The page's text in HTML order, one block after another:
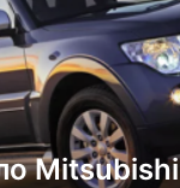
Mitsubishi